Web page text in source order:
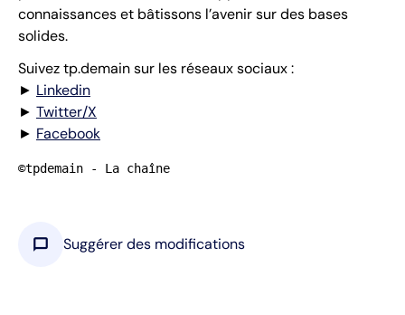
connaissances et bâtissons l’avenir sur des bases
solides.
Suivez tp.demain sur les réseaux sociaux :
► Linkedin
► Twitter/X
► Facebook
©tpdemain - La chaîne
chat_bubble Suggérer des modifications